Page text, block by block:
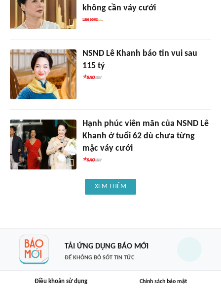
không cần váy cưới
NSND Lê Khanh báo tin vui sau
115 tỷ
Hạnh phúc viên mãn của NSND Lê
Khanh ở tuổi 62 dù chưa từng
mặc váy cưới
XEM THÊM
TẢI ỨNG DỤNG BÁO MỚI
ĐỂ KHÔNG BỎ SÓT TIN TỨC
Điều khoản sử dụng Chính sách bảo mật